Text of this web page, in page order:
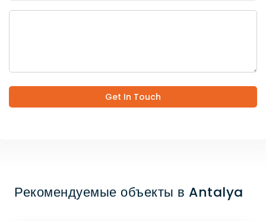
Get In Touch
Рекомендуемые объекты в Antalya